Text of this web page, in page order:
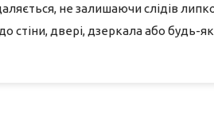
не залишаючи слідів
двері, дзеркала або будь-